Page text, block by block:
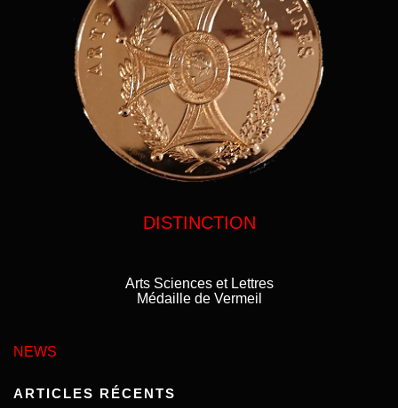
DISTINCTION
Arts Sciences et Lettres
Médaille de Vermeil
NEWS
ARTICLES RÉCENTS